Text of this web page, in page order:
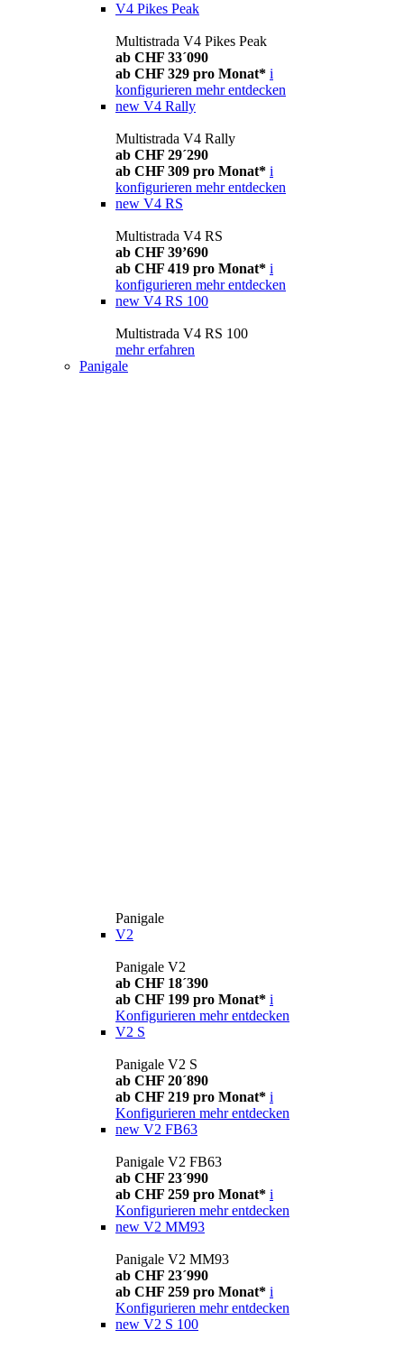
V4 Pikes Peak
Multistrada V4 Pikes Peak
ab CHF 33´090
ab CHF 329 pro Monat* i
konfigurieren mehr entdecken
new V4 Rally
Multistrada V4 Rally
ab CHF 29´290
ab CHF 309 pro Monat* i
konfigurieren mehr entdecken
new V4 RS
Multistrada V4 RS
ab CHF 39’690
ab CHF 419 pro Monat* i
konfigurieren mehr entdecken
new V4 RS 100
Multistrada V4 RS 100
mehr erfahren
Panigale
Panigale
V2
Panigale V2
ab CHF 18´390
ab CHF 199 pro Monat* i
Konfigurieren mehr entdecken
V2 S
Panigale V2 S
ab CHF 20´890
ab CHF 219 pro Monat* i
Konfigurieren mehr entdecken
new V2 FB63
Panigale V2 FB63
ab CHF 23´990
ab CHF 259 pro Monat* i
Konfigurieren mehr entdecken
new V2 MM93
Panigale V2 MM93
ab CHF 23´990
ab CHF 259 pro Monat* i
Konfigurieren mehr entdecken
new V2 S 100